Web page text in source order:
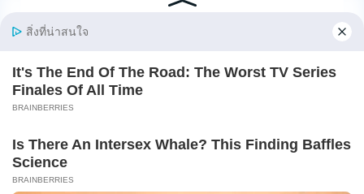
ทางออนไลน์ 27 ก.ค.- 10 ส.ค. 2569
พนักง…
อ่านรายละเอียด
บิน
รับ
Next